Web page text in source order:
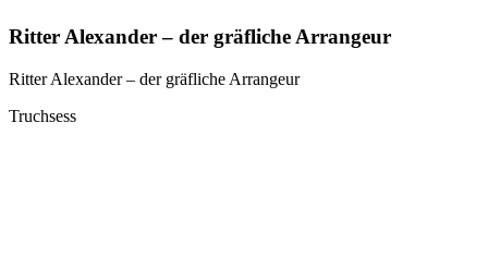
Ritter Alexander – der gräfliche Arrangeur
Ritter Alexander – der gräfliche Arrangeur
Truchsess